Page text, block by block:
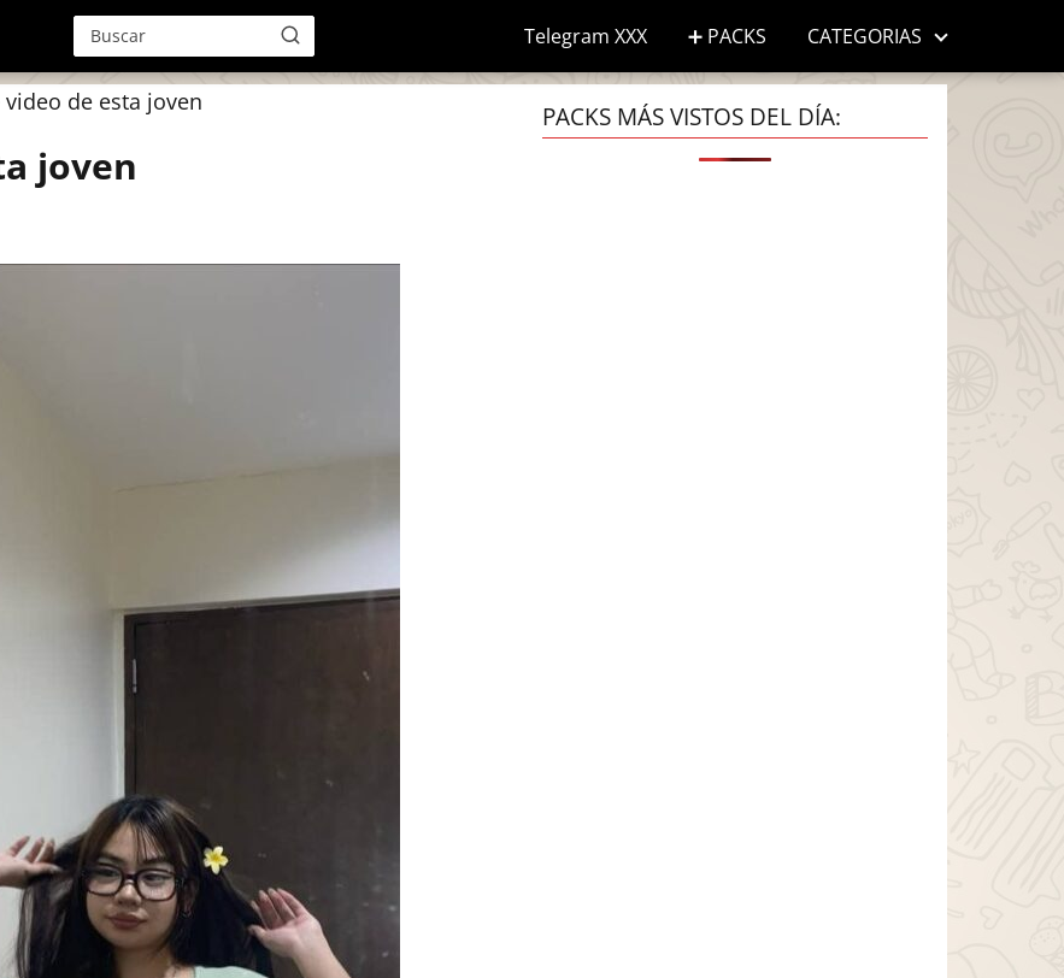
Telegram XXX ➕ PACKS CATEGORIAS
de esta joven
joven
PACKS MÁS VISTOS DEL DÍA: